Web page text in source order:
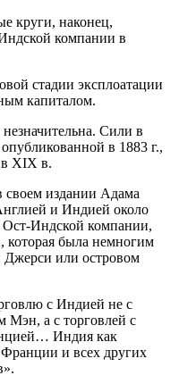
круги, наконец,
компании в
стадии эксплоатации
капиталом.
Сили в
в 1883 г.,
XIX в.
издании Адама
и Индией около
Ост-Индской компании,
которая была немногим
или островом
с Индией не с
Мэн, а с торговлей с
Индия как
и всех других